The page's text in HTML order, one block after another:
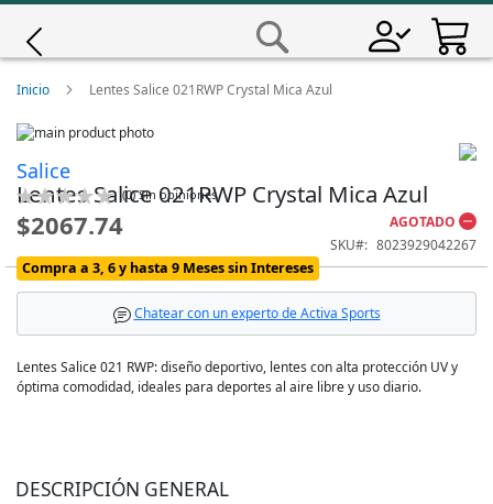
Saltar
Contenido
Inicio Lentes Salice 021RWP Crystal Mica Azul
Skip
the
end
of
the
gallery
to
the
beginning
of
images
gallery
Salice
Lentes Salice 021RWP Crystal Mica Azul
Calificación:
% of
(0)Sin opiniones
$2067.74
AGOTADO
SKU
8023929042267
Compra a 3, 6 y hasta 9 Meses sin Intereses
Chatear con un experto de Activa Sports
Lentes Salice 021 RWP: diseño deportivo, lentes con alta protección UV y
óptima comodidad, ideales para deportes al aire libre y uso diario.
DESCRIPCIÓN GENERAL
Giro
Iscali
Magene